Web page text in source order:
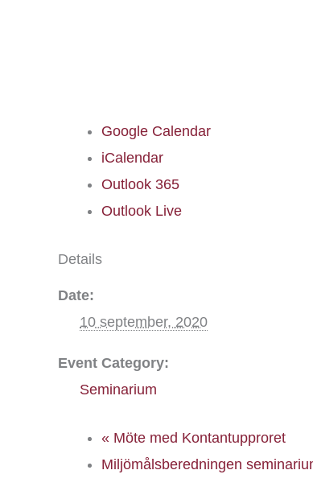
Google Calendar
iCalendar
Outlook 365
Outlook Live
Details
Date:
10 september, 2020
Event Category:
Seminarium
« Möte med Kontantupproret
Miljömålsberedningen